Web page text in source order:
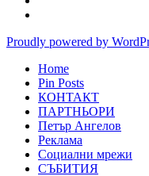
Proudly powered by
Home
Pin Posts
КОНТАКТ
ПАРТНЬОРИ
Петър Ангелов
Реклама
Социални мрежи
СЪБИТИЯ